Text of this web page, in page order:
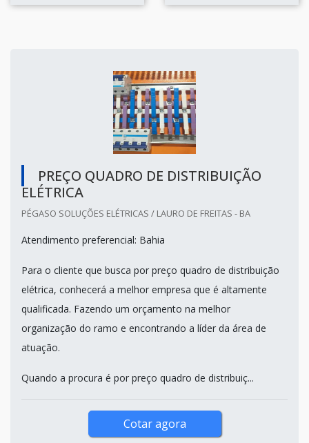
PREÇO QUADRO DE DISTRIBUIÇÃO
ELÉTRICA
PÉGASO SOLUÇÕES ELÉTRICAS / LAURO DE FREITAS - BA
Atendimento preferencial: Bahia
Para o cliente que busca por preço quadro de distribuição
elétrica, conhecerá a melhor empresa que é altamente
qualificada. Fazendo um orçamento na melhor
organização do ramo e encontrando a líder da área de
atuação.
Quando a procura é por preço quadro de distribuiç...
Cotar agora